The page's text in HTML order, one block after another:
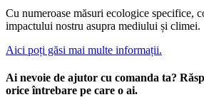
Cu numeroase măsuri ecologice specifice,
impactului nostru asupra mediului și climei.
Aici poți găsi mai multe informații.
Ai nevoie de ajutor cu comanda ta?
orice întrebare pe care o ai.